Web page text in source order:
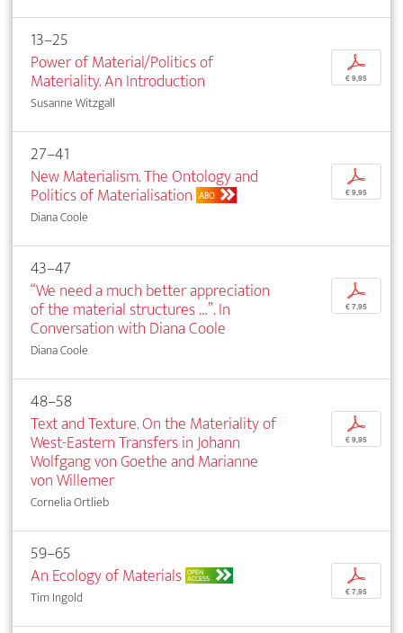
13–25
Power of Material/Politics of
Materiality. An Introduction
Susanne Witzgall
p
€ 9,95
27–41
New Materialism. The Ontology and
Politics of Materialisation ABO
Diana Coole
p
€ 9,95
43–47
“We need a much better appreciation
of the material structures …”. In
Conversation with Diana Coole
Diana Coole
p
€ 7,95
48–58
Text and Texture. On the Materiality of
West-Eastern Transfers in Johann
Wolfgang von Goethe and Marianne
von Willemer
Cornelia Ortlieb
p
€ 9,95
59–65
An Ecology of Materials OPEN
ACCESS
Tim Ingold
p
€ 7,95